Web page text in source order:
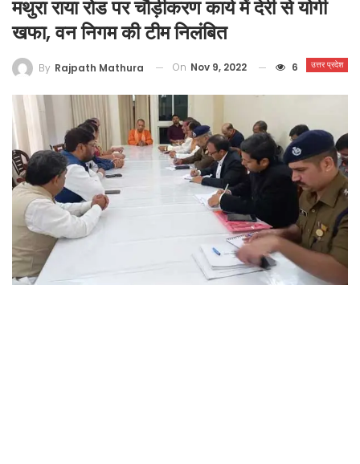
मथुरा राया रोड पर चौड़ीकरण कार्य में देरी से योगी
खफा, वन निगम की टीम निलंबित
उत्तर प्रदेश
By Rajpath Mathura On Nov 9, 2022 6